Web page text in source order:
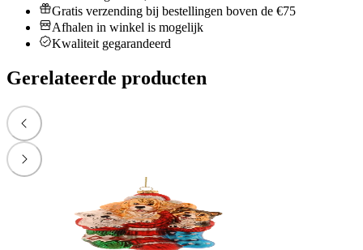
Gratis verzending bij bestellingen boven de €75
Afhalen in winkel is mogelijk
Kwaliteit gegarandeerd
Gerelateerde producten